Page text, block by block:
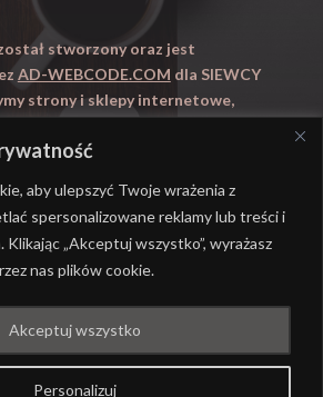
aby ulepszyć Twoje wrażenia z
spersonalizowane reklamy lub treści i
Klikając „Akceptuj wszystko”, wyrażasz
nas plików cookie.
Personalizuj
Akceptuj wszystko
stworzony oraz jest
AD-WEBCODE.COM dla SIEWCY
strony i sklepy internetowe,
naWYUCZENI.PL
WEBCODE.COM
PRYWATNOŚCI